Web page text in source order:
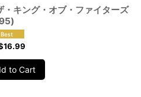
キング・オブ・ファイターズ
16.99
to Cart